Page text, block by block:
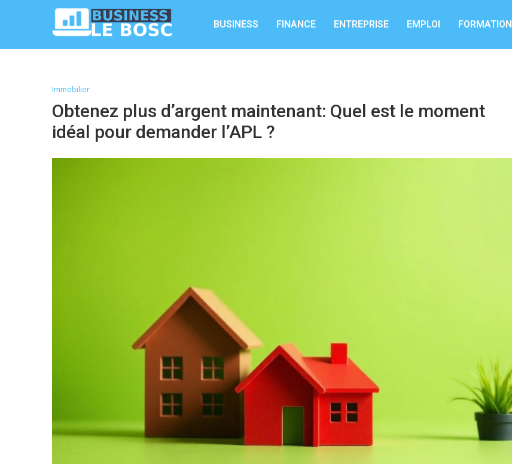
BUSINESS FINANCE ENTREPRISE EMPLOI FORMATION
Immobilier
Obtenez plus d’argent maintenant: Quel est le moment
idéal pour demander l’APL ?